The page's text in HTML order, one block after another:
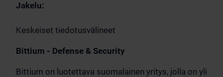
Jakelu:
Keskeiset tiedotusvälineet
Bittium - Defense & Security
Bittium on luotettava suomalainen yritys, jolla on yli